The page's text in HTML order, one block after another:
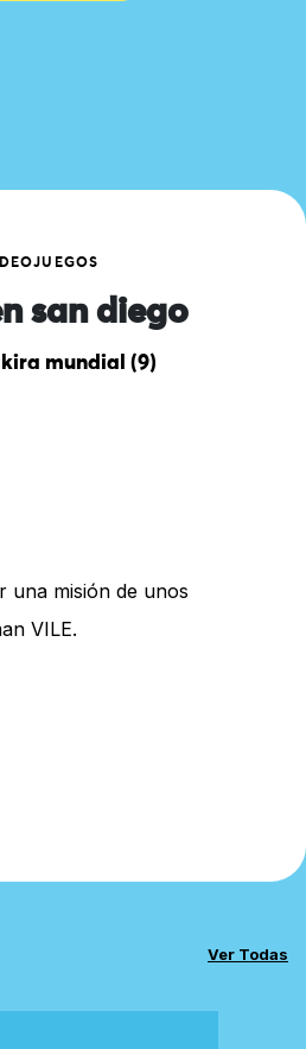
san diego
mundial (9)
una misión de unos
VILE.
Ver Todas